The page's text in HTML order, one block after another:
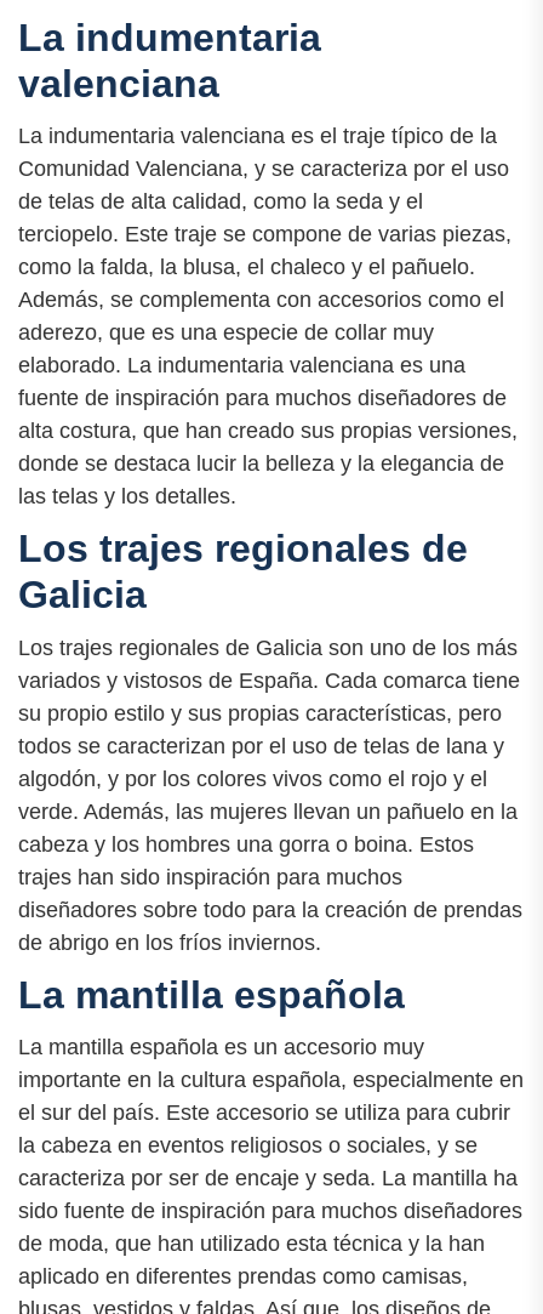
La indumentaria
valenciana
La indumentaria valenciana es el traje típico de la
Comunidad Valenciana, y se caracteriza por el uso
de telas de alta calidad, como la seda y el
terciopelo. Este traje se compone de varias piezas,
como la falda, la blusa, el chaleco y el pañuelo.
Además, se complementa con accesorios como el
aderezo, que es una especie de collar muy
elaborado. La indumentaria valenciana es una
fuente de inspiración para muchos diseñadores de
alta costura, que han creado sus propias versiones,
donde se destaca lucir la belleza y la elegancia de
las telas y los detalles.
Los trajes regionales de
Galicia
Los trajes regionales de Galicia son uno de los más
variados y vistosos de España. Cada comarca tiene
su propio estilo y sus propias características, pero
todos se caracterizan por el uso de telas de lana y
algodón, y por los colores vivos como el rojo y el
verde. Además, las mujeres llevan un pañuelo en la
cabeza y los hombres una gorra o boina. Estos
trajes han sido inspiración para muchos
diseñadores sobre todo para la creación de prendas
de abrigo en los fríos inviernos.
La mantilla española
La mantilla española es un accesorio muy
importante en la cultura española, especialmente en
el sur del país. Este accesorio se utiliza para cubrir
la cabeza en eventos religiosos o sociales, y se
caracteriza por ser de encaje y seda. La mantilla ha
sido fuente de inspiración para muchos diseñadores
de moda, que han utilizado esta técnica y la han
aplicado en diferentes prendas como camisas,
blusas, vestidos y faldas. Así que, los diseños de